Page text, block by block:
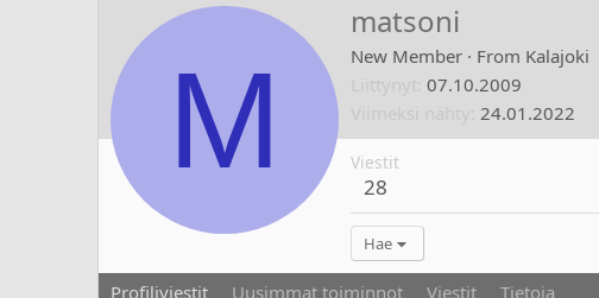
M
matsoni
New Member · From Kalajoki
07.10.2009
24.01.2022
Viestit
28
Hae
Profiliviestit Uusimmat toiminnot Viestit Tietoja